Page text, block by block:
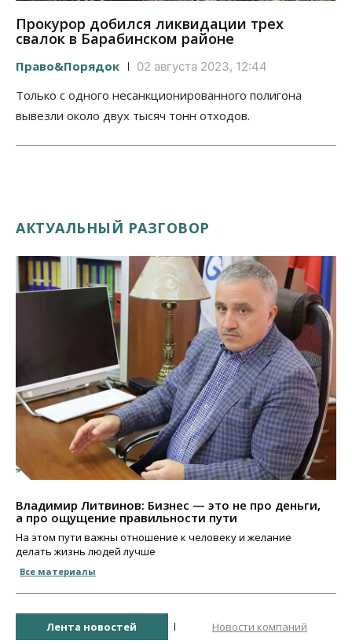
Прокурор добился ликвидации трех
свалок в Барабинском районе
Право&Порядок 02 августа 2023, 12:44
Только с одного несанкционированного полигона
вывезли около двух тысяч тонн отходов.
АКТУАЛЬНЫЙ РАЗГОВОР
Владимир Литвинов: Бизнес — это не про деньги,
а про ощущение правильности пути
На этом пути важны отношение к человеку и желание
делать жизнь людей лучше
Все материалы
Лента новостей Новости компаний